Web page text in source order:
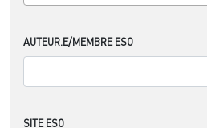
AUTEUR.E/MEMBRE ESO
SITE ESO